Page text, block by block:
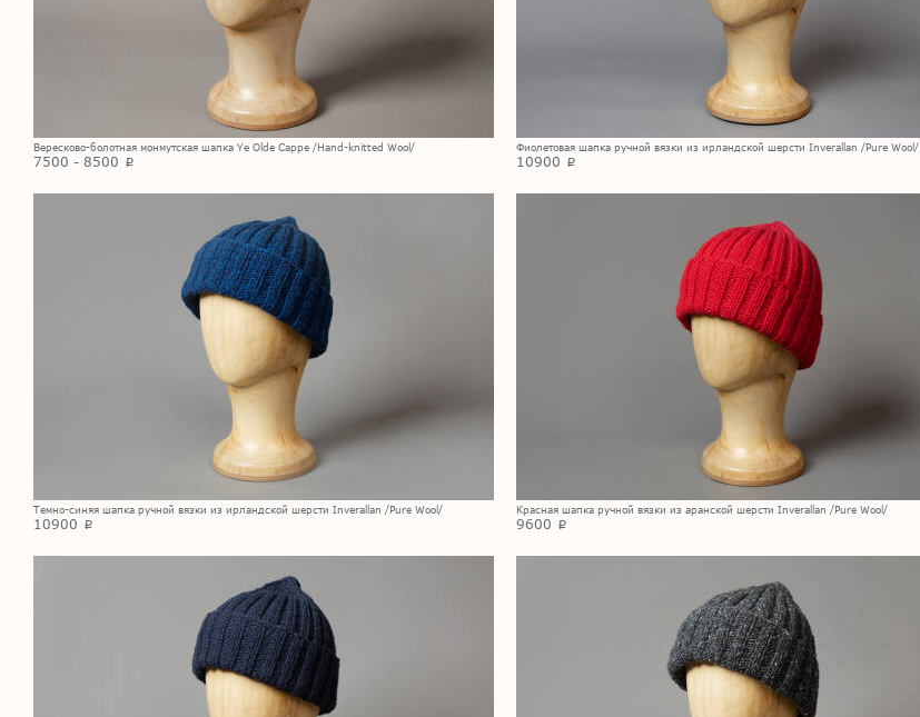
Вересково-болотная монмутская шапка Ye Olde Cappe /Hand-knitted Wool/
7500 - 8500 p
Фиолетовая шапка ручной вязки из ирландской шерсти Inverallan /Pure Wool/
10900 p
Темно-синяя шапка ручной вязки из ирландской шерсти Inverallan /Pure Wool/
10900 p
Красная шапка ручной вязки из аранской шерсти Inverallan /Pure Wool/
9600 p